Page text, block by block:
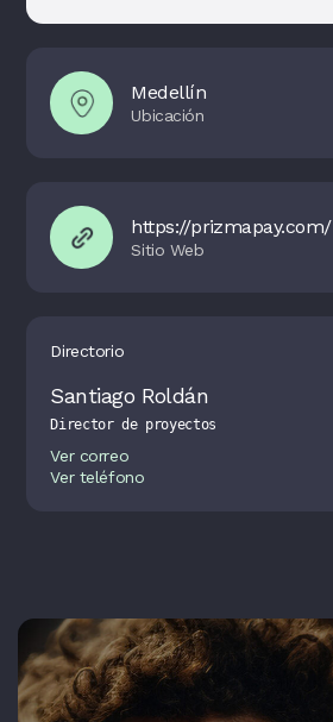
Medellín
https://prizmapay.com/
Directorio
Santiago Roldán
Director de proyectos
Ver correo
Ver teléfono